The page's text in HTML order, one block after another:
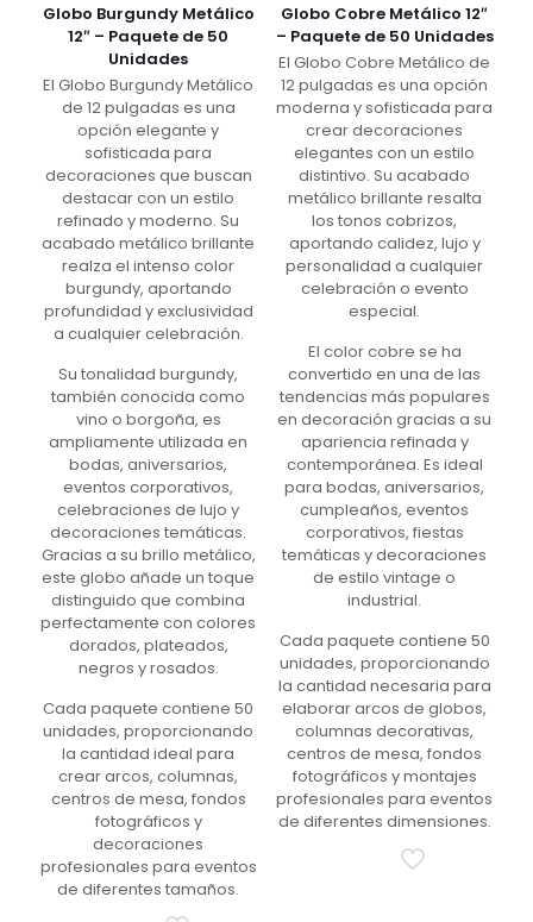
Globo Burgundy Metálico
12″ – Paquete de 50
Unidades
El Globo Burgundy Metálico
de 12 pulgadas es una
opción elegante y
sofisticada para
decoraciones que buscan
destacar con un estilo
refinado y moderno. Su
acabado metálico brillante
realza el intenso color
burgundy, aportando
profundidad y exclusividad
a cualquier celebración.
Su tonalidad burgundy,
también conocida como
vino o borgoña, es
ampliamente utilizada en
bodas, aniversarios,
eventos corporativos,
celebraciones de lujo y
decoraciones temáticas.
Gracias a su brillo metálico,
este globo añade un toque
distinguido que combina
perfectamente con colores
dorados, plateados,
negros y rosados.
Cada paquete contiene 50
unidades, proporcionando
la cantidad ideal para
crear arcos, columnas,
centros de mesa, fondos
fotográficos y
decoraciones
profesionales para eventos
de diferentes tamaños.
Globo Cobre Metálico 12″
– Paquete de 50 Unidades
El Globo Cobre Metálico de
12 pulgadas es una opción
moderna y sofisticada para
crear decoraciones
elegantes con un estilo
distintivo. Su acabado
metálico brillante resalta
los tonos cobrizos,
aportando calidez, lujo y
personalidad a cualquier
celebración o evento
especial.
El color cobre se ha
convertido en una de las
tendencias más populares
en decoración gracias a su
apariencia refinada y
contemporánea. Es ideal
para bodas, aniversarios,
cumpleaños, eventos
corporativos, fiestas
temáticas y decoraciones
de estilo vintage o
industrial.
Cada paquete contiene 50
unidades, proporcionando
la cantidad necesaria para
elaborar arcos de globos,
columnas decorativas,
centros de mesa, fondos
fotográficos y montajes
profesionales para eventos
de diferentes dimensiones.